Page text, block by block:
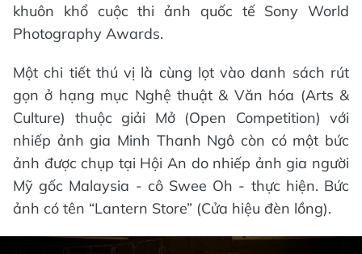
khuôn khổ cuộc thi ảnh quốc tế Sony World
Photography Awards.
Một chi tiết thú vị là cùng lọt vào danh sách rút
gọn ở hạng mục Nghệ thuật & Văn hóa (Arts &
Culture) thuộc giải Mở (Open Competition) với
nhiếp ảnh gia Minh Thanh Ngô còn có một bức
ảnh được chụp tại Hội An do nhiếp ảnh gia người
Mỹ gốc Malaysia - cô Swee Oh - thực hiện. Bức
ảnh có tên “Lantern Store” (Cửa hiệu đèn lồng).